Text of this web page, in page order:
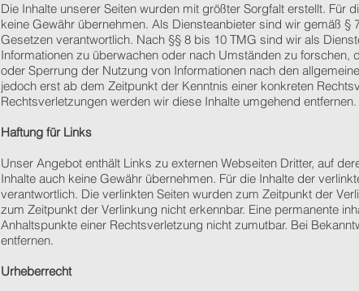
Die Inhalte unserer Seiten wurden mit größter Sorgfalt erstellt.
keine Gewähr übernehmen. Als Diensteanbieter sind wir gemäß
Gesetzen verantwortlich. Nach §§ 8 bis 10 TMG sind wir als
Informationen zu überwachen oder nach Umständen zu forschen,
oder Sperrung der Nutzung von Informationen nach den
jedoch erst ab dem Zeitpunkt der Kenntnis einer konkreten
Rechtsverletzungen werden wir diese Inhalte umgehend entfernen.
Haftung für Links
Unser Angebot enthält Links zu externen Webseiten Dritter, auf
Inhalte auch keine Gewähr übernehmen. Für die Inhalte der
verantwortlich. Die verlinkten Seiten wurden zum Zeitpunkt der
zum Zeitpunkt der Verlinkung nicht erkennbar. Eine permanente
Anhaltspunkte einer Rechtsverletzung nicht zumutbar. Bei
entfernen.
Urheberrecht